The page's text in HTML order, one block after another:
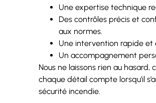
Une expertise technique
Des contrôles précis et
aux normes.
Une intervention rapide et
Un accompagnement
Nous ne laissons rien au hasard,
chaque détail compte lorsqu’il
sécurité incendie.